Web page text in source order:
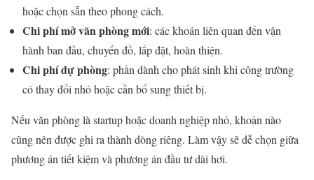
hoặc chọn sẵn theo phong cách.
Chi phí mở văn phòng mới: các khoản liên quan đến vận
hành ban đầu, chuyển đồ, lắp đặt, hoàn thiện.
Chi phí dự phòng: phần dành cho phát sinh khi công trường
có thay đổi nhỏ hoặc cần bổ sung thiết bị.
Nếu văn phòng là startup hoặc doanh nghiệp nhỏ, khoản nào
cũng nên được ghi ra thành dòng riêng. Làm vậy sẽ dễ chọn giữa
phương án tiết kiệm và phương án đầu tư dài hơi.